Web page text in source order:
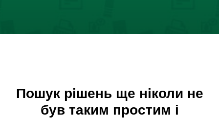
Пошук рішень ще ніколи не
був таким простим і